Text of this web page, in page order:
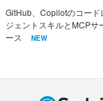
GitHub、Copilotのコード
ジェントスキルとMCPサ
ース
NEW